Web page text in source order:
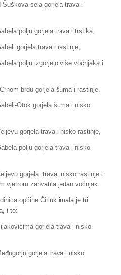
sela gorjela trava i
polju gorjela trava i trstika,
gorjela trava i rastinje,
polju izgorjelo više voćnjaka i
brdu gorjela šuma i rastinje,
Otok gorjela šuma i nisko
gorjela trava i nisko rastinje,
polju gorjela trava i nisko
gorjela trava, nisko rastinje i
vjetrom zahvatila jedan voćnjak.
općine Čitluk imala je tri
i to:
gorjela trava i nisko
gorjela trava i nisko